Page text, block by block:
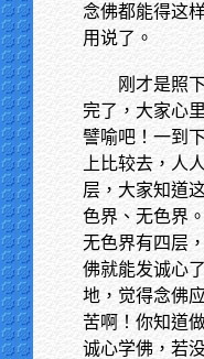
念佛都能得这
用说了。
刚才是照
完了，大家心
譬喻吧！一到
上比较去，人
层，大家知道
色界、无色界
无色界有四层
佛就能发诚心
地，觉得念佛
苦啊！你知道
诚心学佛，若